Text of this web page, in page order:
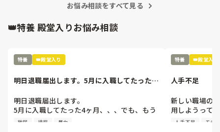
を呼べばいい
未経験で入っ
か？
ですが、自信
されメンタル
う
お悩み相談をすべて見る
👑特養 殿堂入りお悩み相談
特養 👑殿堂入り
明日退職届出します。5月に入職してたった4
明日退職届出します。
5月に入職してたった4ヶ月、、、でも、もう
限界。まず、介護長がわけわかんない。利用
放尿 徘徊 暴力
特養 👑殿堂入り
人手不足
新しい職場の
用しようって
まかなおうと
人手不足 モチ